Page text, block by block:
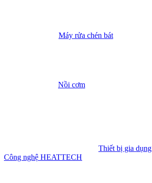
Máy rửa chén bát
Nồi cơm
Thiết bị gia dụng
Công nghệ HEATTECH